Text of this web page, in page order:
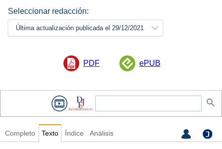
Seleccionar redacción:
Última actualización publicada el 29/12/2021
PDF ePUB
Completo Texto Índice Análisis